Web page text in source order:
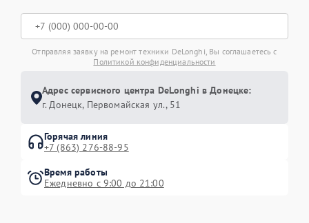
Отправляя заявку на ремонт техники DeLonghi, Вы соглашаетесь с
Политикой конфиденциальности
Адрес сервисного центра DeLonghi в Донецке:
г. Донецк, Первомайская ул., 51
Горячая линия
+7 (863) 276-88-95
Время работы
Ежедневно с 9:00 до 21:00